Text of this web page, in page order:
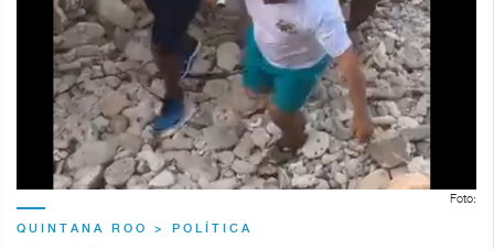
Foto:
QUINTANA ROO > POLÍTICA